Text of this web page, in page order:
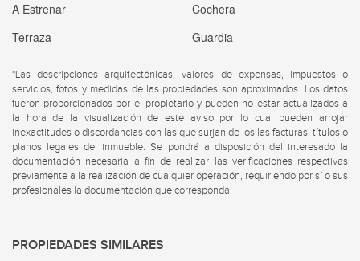
A Estrenar
Cochera
Terraza
Guardia
*Las descripciones arquitectónicas, valores de expensas, impuestos o
servicios, fotos y medidas de las propiedades son aproximados. Los datos
fueron proporcionados por el propietario y pueden no estar actualizados a
la hora de la visualización de este aviso por lo cual pueden arrojar
inexactitudes o discordancias con las que surjan de los las facturas, títulos o
planos legales del inmueble. Se pondrá a disposición del interesado la
documentación necesaria a fin de realizar las verificaciones respectivas
previamente a la realización de cualquier operación, requiriendo por sí o sus
profesionales la documentación que corresponda.
PROPIEDADES SIMILARES